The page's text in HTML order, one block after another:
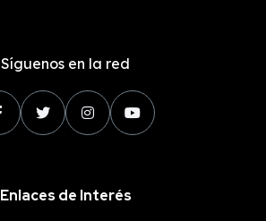
Síguenos en la red
Enlaces de Interés